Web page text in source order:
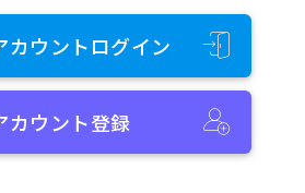
カウントログイン
カウント登録